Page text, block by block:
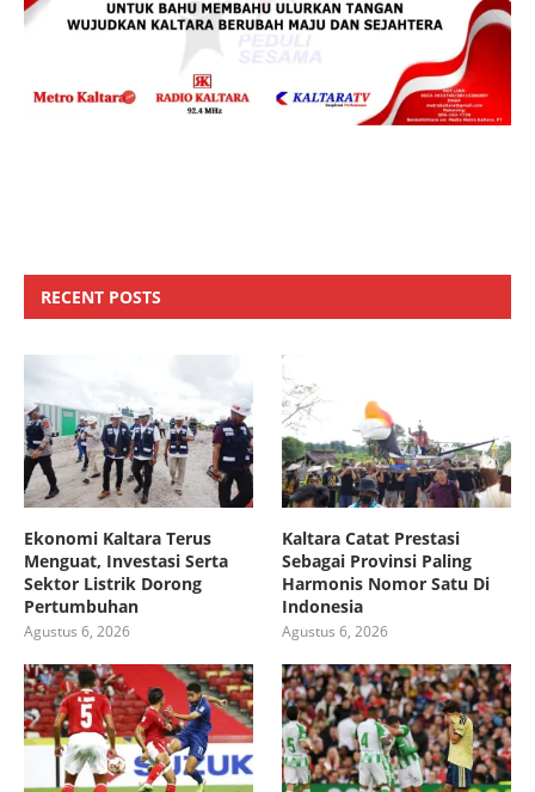
RECENT POSTS
Ekonomi Kaltara Terus
Menguat, Investasi Serta
Sektor Listrik Dorong
Pertumbuhan
Agustus 6, 2026
Kaltara Catat Prestasi
Sebagai Provinsi Paling
Harmonis Nomor Satu Di
Indonesia
Agustus 6, 2026